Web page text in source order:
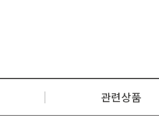
관련상품